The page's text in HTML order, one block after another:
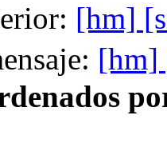
[hm]
[hm]